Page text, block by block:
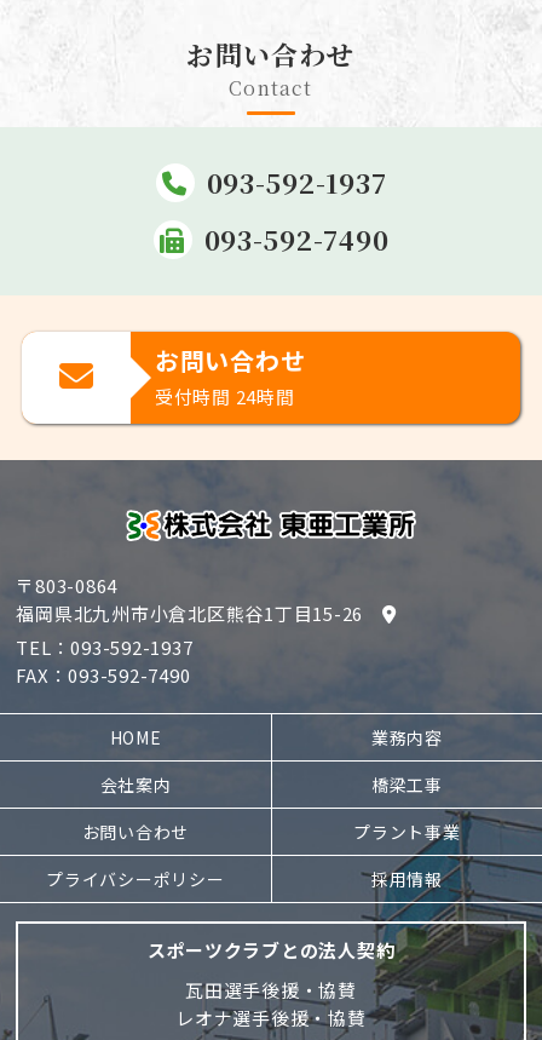
お問い合わせ
Contact
093-592-1937
093-592-7490
お問い合わせ
受付時間 24時間
〒803-0864
福岡県北九州市小倉北区熊谷1丁目15-26
TEL：093-592-1937
FAX：093-592-7490
HOME
業務内容
会社案内
橋梁工事
お問い合わせ
プラント事業
プライバシーポリシー
採用情報
スポーツクラブとの法人契約
瓦田選手後援・協賛
レオナ選手後援・協賛